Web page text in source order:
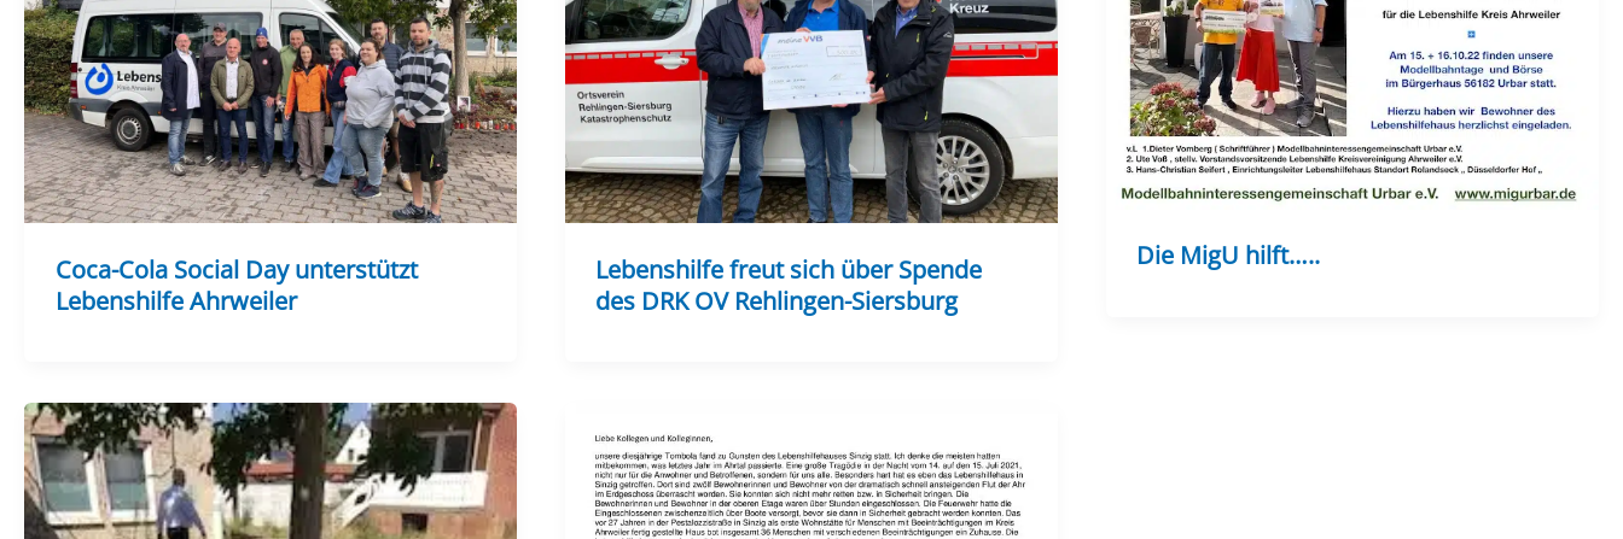
Coca-Cola Social Day unterstützt
Lebenshilfe Ahrweiler
Lebenshilfe freut sich über Spende
des DRK OV Rehlingen-Siersburg
Die MigU hilft…..